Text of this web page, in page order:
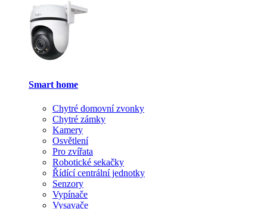
Smart home
Chytré domovní zvonky
Chytré zámky
Kamery
Osvětlení
Pro zvířata
Robotické sekačky
Řídící centrální jednotky
Senzory
Vypínače
Vysavače